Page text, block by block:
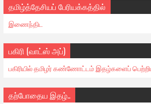
தமிழ்த்தேசியப் பேரியக்கத்தில்
இணைந்திட
பகிரி (வாட்ஸ் அப்)
பகிரியில் தமிழர் கண்ணோட்டம் இதழ்களைப் பெற்றிட
தற்போதைய இதழ்..